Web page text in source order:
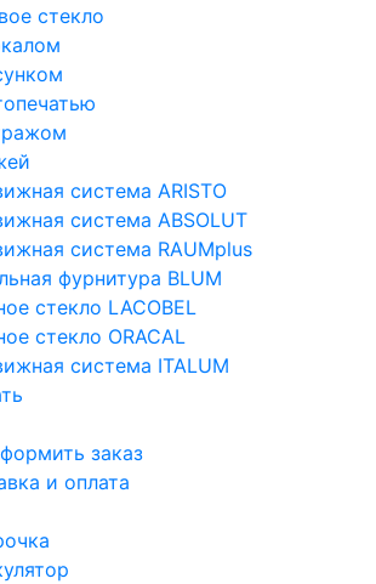
стекло
система ARISTO
система ABSOLUT
система RAUMplus
фурнитура BLUM
стекло LACOBEL
стекло ORACAL
система ITALUM
заказ
и оплата